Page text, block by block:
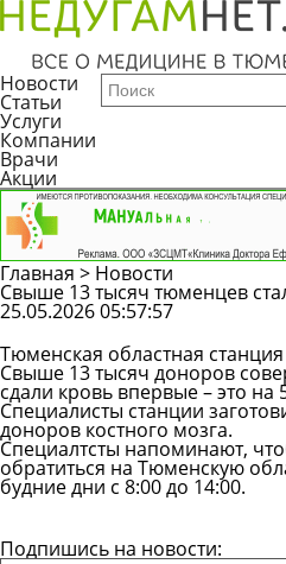
Новости
Статьи
Услуги
Компании
Врачи
Акции
Главная > Новости
Свыше 13 тысяч тюменцев
25.05.2026 05:57:57
Тюменская областная
Свыше 13 тысяч доноров
сдали кровь впервые – это
Специалисты станции
доноров костного мозга.
Специалтсты напоминают,
обратиться на Тюменскую
будние дни с 8:00 до 14:00.
Подпишись на новости: